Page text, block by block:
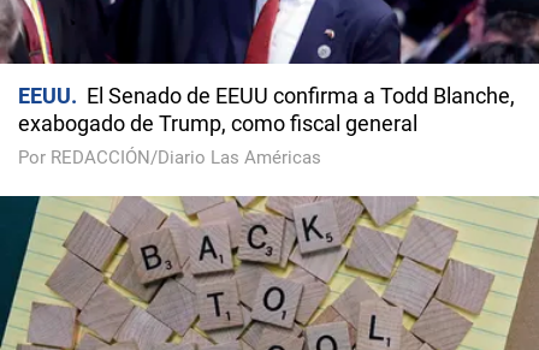
EEUU
El Senado de EEUU confirma a Todd Blanche,
exabogado de Trump, como fiscal general
Por REDACCIÓN/Diario Las Américas